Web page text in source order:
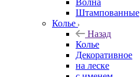
Волна
Штампованные
Колье
Назад
Колье
Декоративное
на леске